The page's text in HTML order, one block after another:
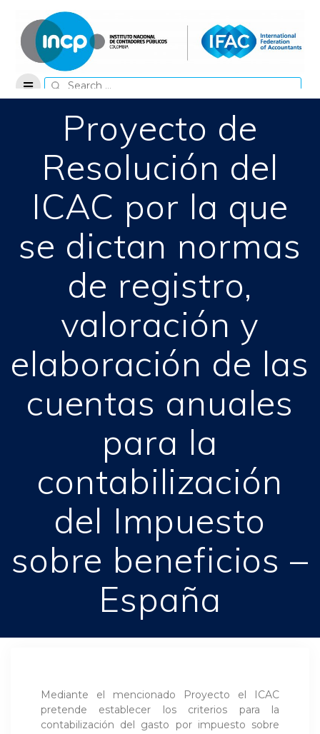
content
Search
for:
Proyecto de
Resolución del
ICAC por la que
se dictan normas
de registro,
valoración y
elaboración de las
cuentas anuales
para la
contabilización
del Impuesto
sobre beneficios –
España
Mediante el mencionado Proyecto el ICAC
pretende establecer los criterios para la
contabilización del gasto por impuesto sobre